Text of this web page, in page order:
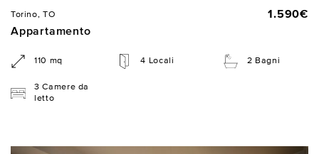
Torino, TO
1.590€
Appartamento
110 mq 4 Locali 2 Bagni
3 Camere da
letto